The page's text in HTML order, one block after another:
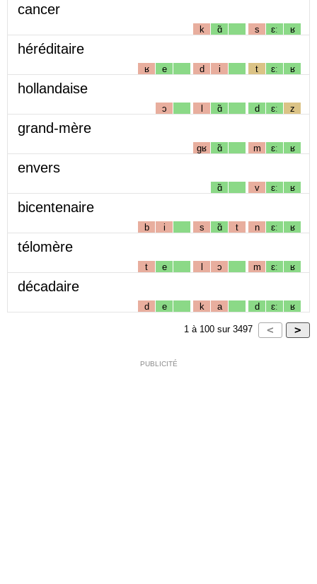
cancer
k ɑ̃ s ɛː ʁ
héréditaire
ʁ e d i t ɛː ʁ
hollandaise
ɔ l ɑ̃ d ɛː z
grand-mère
gʁ ɑ̃ m ɛː ʁ
envers
ɑ̃ v ɛː ʁ
bicentenaire
b i s ɑ̃ t n ɛː ʁ
télomère
t e l ɔ m ɛː ʁ
décadaire
d e k a d ɛː ʁ
1 à 100 sur 3497
PUBLICITÉ